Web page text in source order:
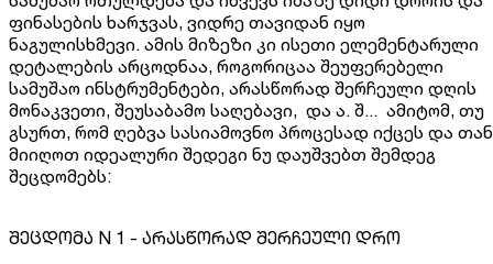
ფინასების ხარჯვას, ვიდრე თავიდან იყო
ნაგულისხმევი. ამის მიზეზი კი ისეთი ელემენტარული
დეტალების არცოდნაა, როგორიცაა შეუფერებელი
სამუშაო ინსტრუმენტები, არასწორად შერჩეული დღის
მონაკვეთი, შეუსაბამო საღებავი, და ა. შ... ამიტომ, თუ
გსურთ, რომ ღებვა სასიამოვნო პროცესად იქცეს და თან
მიიღოთ იდეალური შედეგი ნუ დაუშვებთ შემდეგ
შეცდომებს:
შეცდომა N 1 - არასწორად შერჩეული დრო